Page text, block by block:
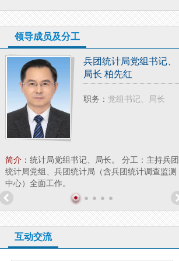
领导成员及分工
兵团统计局党组书记、
局长 柏先红
职务： 党组书记、局长
简介： 统计局党组书记、局长。 分工：主持兵团
统计局党组、兵团统计局（含兵团统计调查监测
中心）全面工作。
互动交流